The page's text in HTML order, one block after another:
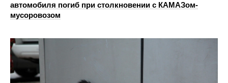
автомобиля погиб при столкновении с КАМАЗом-
мусоровозом